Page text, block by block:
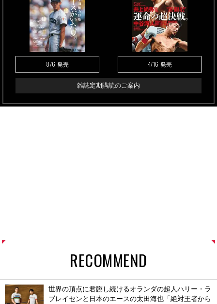
8/6 発売 4/16 発売
雑誌定期購読のご案内
RECOMMEND
世界の頂点に君臨し続けるオランダの超人ハリー・ラ
ブレイセンと日本のエースの太田海也「絶対王者から